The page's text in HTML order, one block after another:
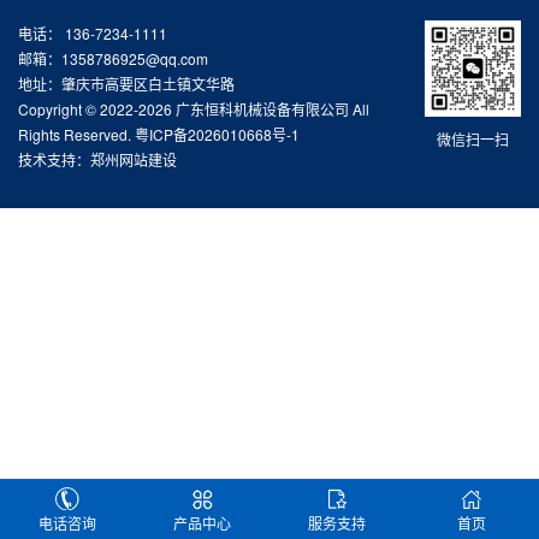
微信扫一扫
电话： 136-7234-1111
邮箱：1358786925@qq.com
地址：肇庆市高要区白土镇文华路
Copyright © 2022-2026 广东恒科机械设备有限公司 All
Rights Reserved. 粤ICP备2026010668号-1
技术支持： 郑州网站建设
电话咨询 产品中心 服务支持 首页